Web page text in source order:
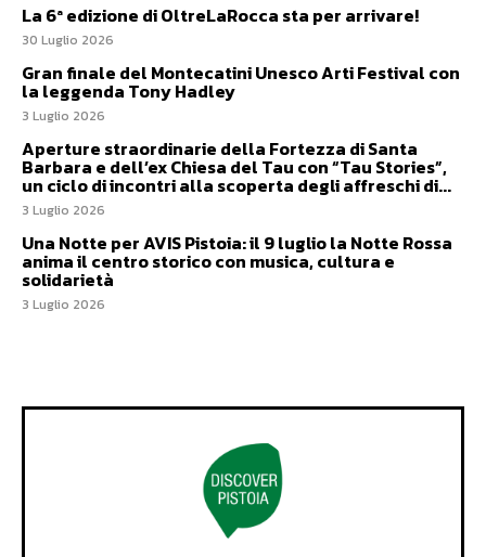
La 6ª edizione di OltreLaRocca sta per arrivare!
30 Luglio 2026
Gran finale del Montecatini Unesco Arti Festival con
la leggenda Tony Hadley
3 Luglio 2026
Aperture straordinarie della Fortezza di Santa
Barbara e dell’ex Chiesa del Tau con “Tau Stories”,
un ciclo di incontri alla scoperta degli affreschi di...
3 Luglio 2026
Una Notte per AVIS Pistoia: il 9 luglio la Notte Rossa
anima il centro storico con musica, cultura e
solidarietà
3 Luglio 2026